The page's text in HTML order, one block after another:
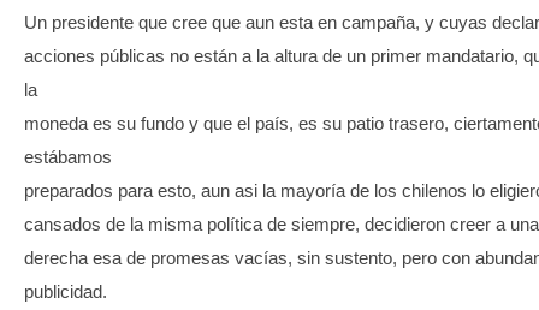
Un presidente que cree que aun esta en campaña, y cuyas
acciones públicas no están a la altura de un primer mandatario,
la
moneda es su fundo y que el país, es su patio trasero,
estábamos
preparados para esto, aun asi la mayoría de los chilenos lo
cansados de la misma política de siempre, decidieron creer a
derecha esa de promesas vacías, sin sustento, pero con
publicidad.